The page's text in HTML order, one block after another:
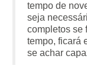
tempo de
seja
completos se
tempo, ficará
se achar